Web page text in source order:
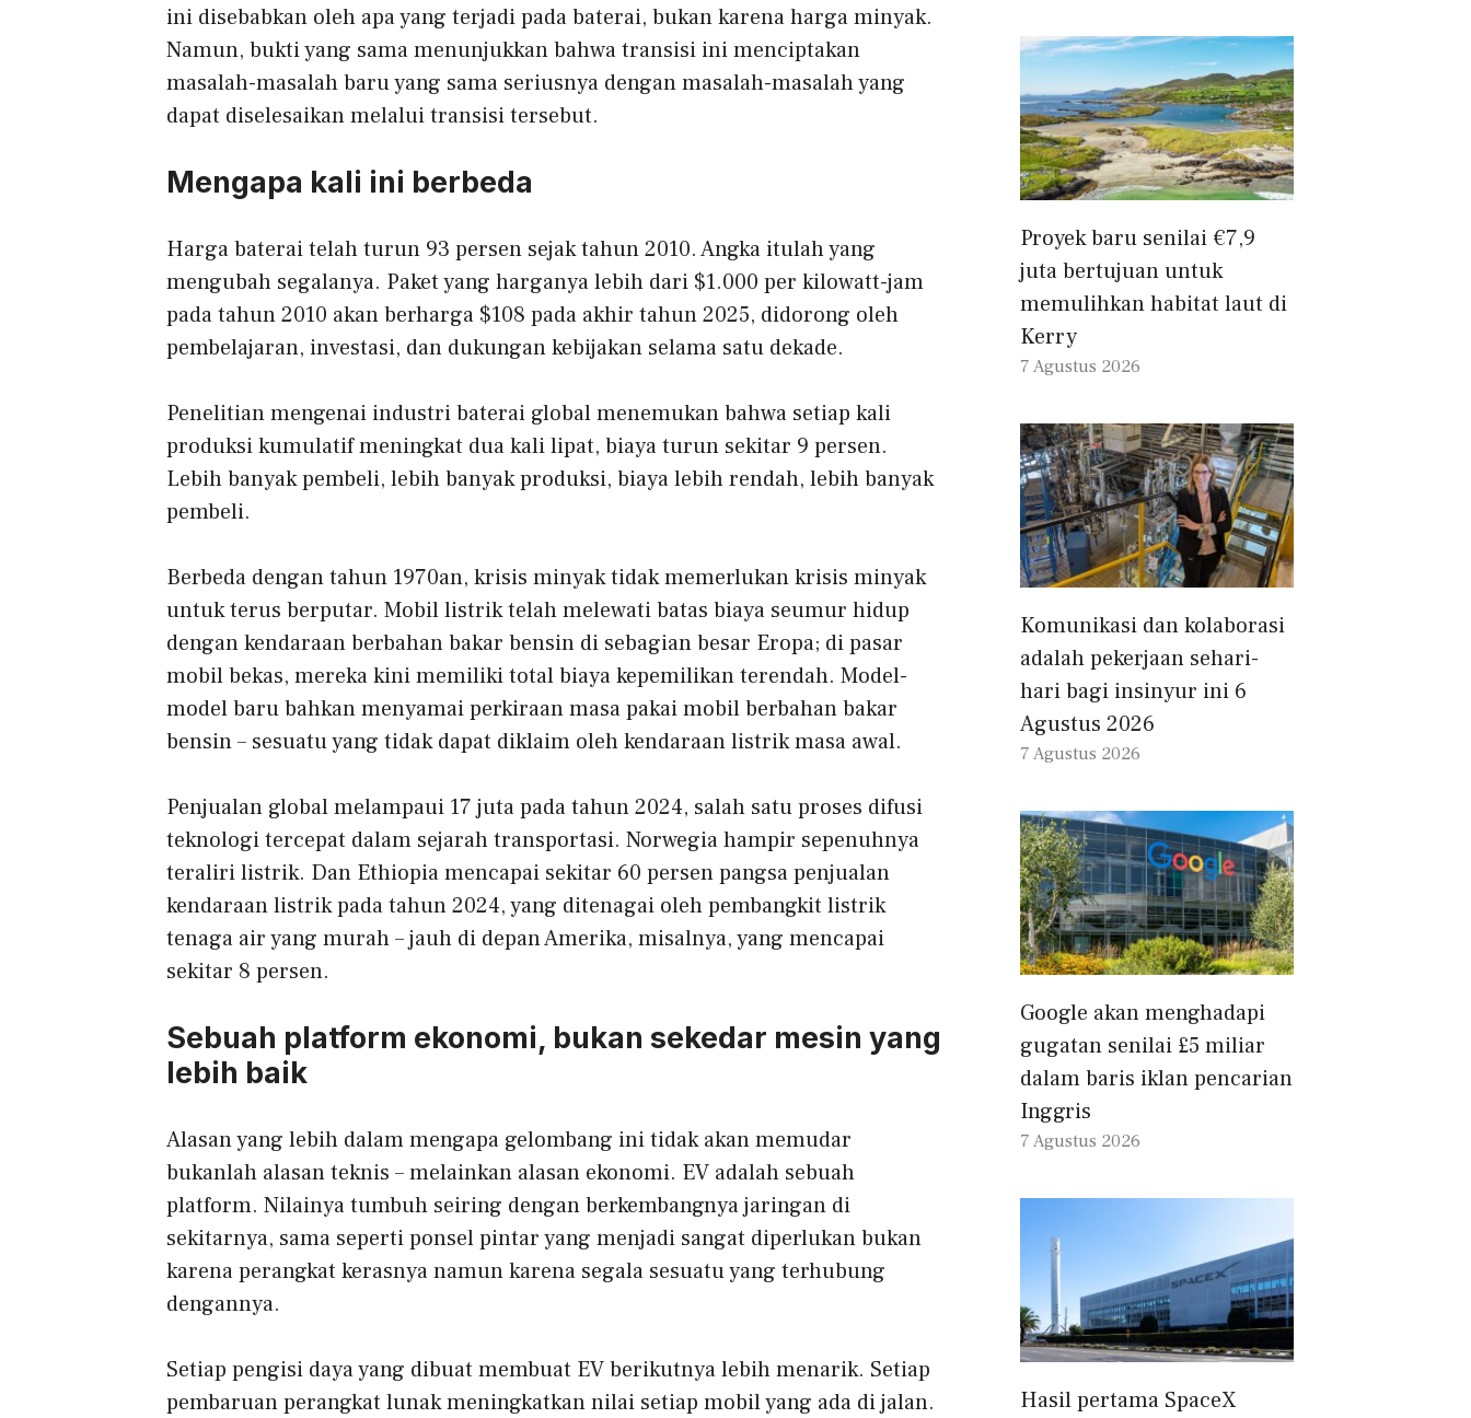
ini disebabkan oleh apa yang terjadi pada baterai, bukan karena harga minyak.
Namun, bukti yang sama menunjukkan bahwa transisi ini menciptakan
masalah-masalah baru yang sama seriusnya dengan masalah-masalah yang
dapat diselesaikan melalui transisi tersebut.
Mengapa kali ini berbeda
Harga baterai telah turun 93 persen sejak tahun 2010. Angka itulah yang
mengubah segalanya. Paket yang harganya lebih dari $1.000 per kilowatt-jam
pada tahun 2010 akan berharga $108 pada akhir tahun 2025, didorong oleh
pembelajaran, investasi, dan dukungan kebijakan selama satu dekade.
Penelitian mengenai industri baterai global menemukan bahwa setiap kali
produksi kumulatif meningkat dua kali lipat, biaya turun sekitar 9 persen.
Lebih banyak pembeli, lebih banyak produksi, biaya lebih rendah, lebih banyak
pembeli.
Berbeda dengan tahun 1970an, krisis minyak tidak memerlukan krisis minyak
untuk terus berputar. Mobil listrik telah melewati batas biaya seumur hidup
dengan kendaraan berbahan bakar bensin di sebagian besar Eropa; di pasar
mobil bekas, mereka kini memiliki total biaya kepemilikan terendah. Model-
model baru bahkan menyamai perkiraan masa pakai mobil berbahan bakar
bensin – sesuatu yang tidak dapat diklaim oleh kendaraan listrik masa awal.
Penjualan global melampaui 17 juta pada tahun 2024, salah satu proses difusi
teknologi tercepat dalam sejarah transportasi. Norwegia hampir sepenuhnya
teraliri listrik. Dan Ethiopia mencapai sekitar 60 persen pangsa penjualan
kendaraan listrik pada tahun 2024, yang ditenagai oleh pembangkit listrik
tenaga air yang murah – jauh di depan Amerika, misalnya, yang mencapai
sekitar 8 persen.
Sebuah platform ekonomi, bukan sekedar mesin yang
lebih baik
Alasan yang lebih dalam mengapa gelombang ini tidak akan memudar
bukanlah alasan teknis – melainkan alasan ekonomi. EV adalah sebuah
platform. Nilainya tumbuh seiring dengan berkembangnya jaringan di
sekitarnya, sama seperti ponsel pintar yang menjadi sangat diperlukan bukan
karena perangkat kerasnya namun karena segala sesuatu yang terhubung
dengannya.
Setiap pengisi daya yang dibuat membuat EV berikutnya lebih menarik. Setiap
pembaruan perangkat lunak meningkatkan nilai setiap mobil yang ada di jalan.
Proyek baru senilai €7,9
juta bertujuan untuk
memulihkan habitat laut di
Kerry
7 Agustus 2026
Komunikasi dan kolaborasi
adalah pekerjaan sehari-
hari bagi insinyur ini 6
Agustus 2026
7 Agustus 2026
Google akan menghadapi
gugatan senilai £5 miliar
dalam baris iklan pencarian
Inggris
7 Agustus 2026
Hasil pertama SpaceX